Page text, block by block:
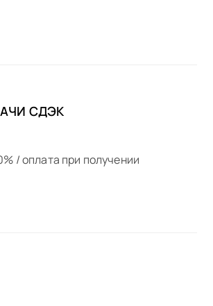
СДЭК
/ оплата при получении